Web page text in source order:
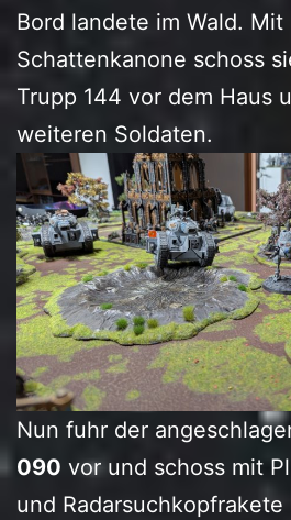
Bord landete im Wald. Mit
Schattenkanone schoss
Trupp 144 vor dem Haus
weiteren Soldaten.
Nun fuhr der
090 vor und schoss mit
und Radarsuchkopfrakete